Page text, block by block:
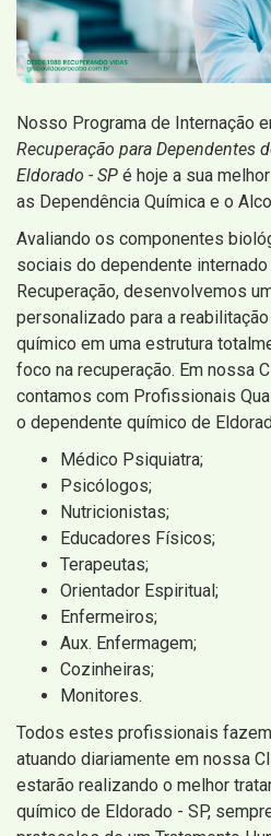
Nosso Programa de Internação
Recuperação para Dependentes
Eldorado - SP é hoje a sua
as Dependência Química e o
Avaliando os componentes
sociais do dependente
Recuperação, desenvolvemos
personalizado para a
químico em uma estrutura
foco na recuperação. Em nossa
contamos com Profissionais
o dependente químico de
Médico Psiquiatra;
Psicólogos;
Nutricionistas;
Educadores Físicos;
Terapeutas;
Orientador Espiritual;
Enfermeiros;
Aux. Enfermagem;
Cozinheiras;
Monitores.
Todos estes profissionais
atuando diariamente em nossa
estarão realizando o melhor
químico de Eldorado - SP,